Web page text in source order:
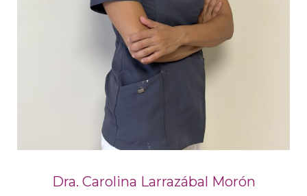
Dra. Carolina Larrazábal Morón